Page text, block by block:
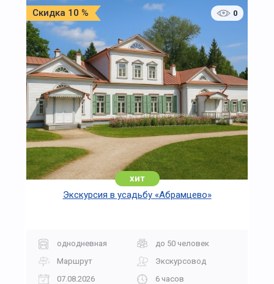
Скидка 10 % 0
хит
Экскурсия в усадьбу «Абрамцево»
однодневная
до 50 человек
Маршрут
Экскурсовод
07.08.2026
6 часов